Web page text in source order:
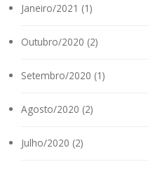
Janeiro/2021 (1)
Outubro/2020 (2)
Setembro/2020 (1)
Agosto/2020 (2)
Julho/2020 (2)